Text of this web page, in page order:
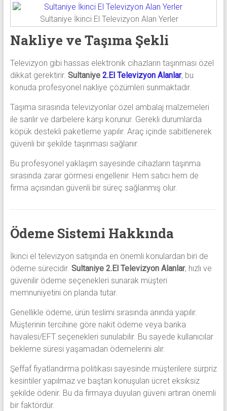
Sultaniye İkinci El Televizyon Alan Yerler
Nakliye ve Taşıma Şekli
Televizyon gibi hassas elektronik cihazların taşınması özel
dikkat gerektirir. Sultaniye 2.El Televizyon Alanlar, bu
konuda profesyonel nakliye çözümleri sunmaktadır.
Taşıma sırasında televizyonlar özel ambalaj malzemeleri
ile sarılır ve darbelere karşı korunur. Gerekli durumlarda
köpük destekli paketleme yapılır. Araç içinde sabitlenerek
güvenli bir şekilde taşınması sağlanır.
Bu profesyonel yaklaşım sayesinde cihazların taşınma
sırasında zarar görmesi engellenir. Hem satıcı hem de
firma açısından güvenli bir süreç sağlanmış olur.
Ödeme Sistemi Hakkında
İkinci el televizyon satışında en önemli konulardan biri de
ödeme sürecidir. Sultaniye 2.El Televizyon Alanlar, hızlı ve
güvenilir ödeme seçenekleri sunarak müşteri
memnuniyetini ön planda tutar.
Genellikle ödeme, ürün teslimi sırasında anında yapılır.
Müşterinin tercihine göre nakit ödeme veya banka
havalesi/EFT seçenekleri sunulabilir. Bu sayede kullanıcılar
bekleme süresi yaşamadan ödemelerini alır.
Şeffaf fiyatlandırma politikası sayesinde müşterilere sürpriz
kesintiler yapılmaz ve baştan konuşulan ücret eksiksiz
şekilde ödenir. Bu da firmaya duyulan güveni artıran önemli
bir faktördür.